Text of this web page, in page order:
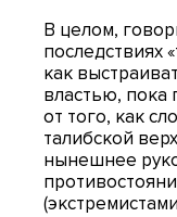
В целом,
последствиях
как
властью, пока
от того, как
талибской
нынешнее